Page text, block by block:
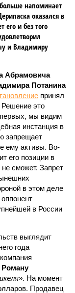
напоминает
оказался в
и без того
и Владимиру
Абрамовича
Потанина
принял
это
мы видим
инстанция в
запрещает
ему активы. Во-
его позиции в
сможет. Запрет
в этом деле
в России
выглядит
года
Роману
». На момент
Продавец